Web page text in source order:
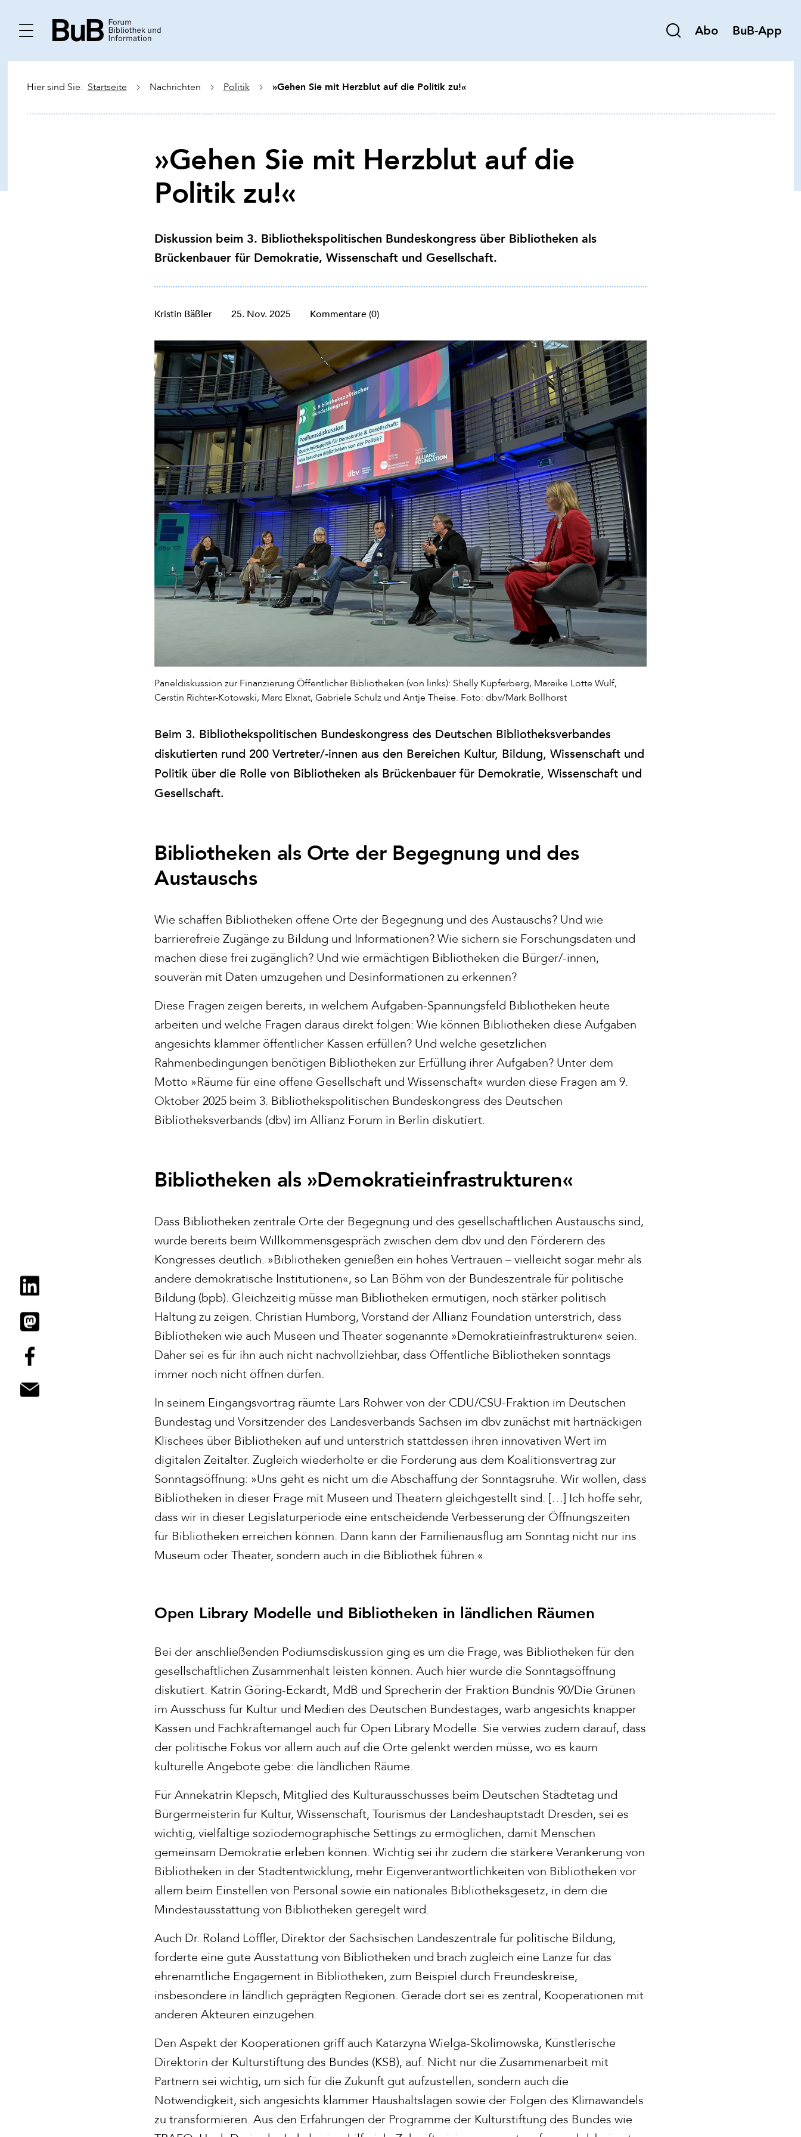
Abo BuB-App
Hier sind Sie: Startseite Nachrichten Politik »Gehen Sie mit Herzblut auf die Politik zu!«
»Gehen Sie mit Herzblut auf die
Politik zu!«
Diskussion beim 3. Bibliothekspolitischen Bundeskongress über Bibliotheken als
Brückenbauer für Demokratie, Wissenschaft und Gesellschaft.
Kristin Bäßler 25. Nov. 2025 Kommentare (0)
Paneldiskussion zur Finanzierung Öffentlicher Bibliotheken (von links): Shelly Kupferberg, Mareike Lotte Wulf,
Cerstin Richter-Kotowski, Marc Elxnat, Gabriele Schulz und Antje Theise. Foto: dbv/Mark Bollhorst
Beim 3. Bibliothekspolitischen Bundeskongress des Deutschen Bibliotheksverbandes
diskutierten rund 200 Vertreter/-innen aus den Bereichen Kultur, Bildung, Wissenschaft und
Politik über die Rolle von Bibliotheken als Brückenbauer für Demokratie, Wissenschaft und
Gesellschaft.
Bibliotheken als Orte der Begegnung und des
Austauschs
Wie schaffen Bibliotheken offene Orte der Begegnung und des Austauschs? Und wie
barrierefreie Zugänge zu Bildung und Informationen? Wie sichern sie Forschungsdaten und
machen diese frei zugänglich? Und wie ermächtigen Bibliotheken die Bürger/-innen,
souverän mit Daten umzugehen und Desinformationen zu erkennen?
Diese Fragen zeigen bereits, in welchem Aufgaben-Spannungsfeld Bibliotheken heute
arbeiten und welche Fragen daraus direkt folgen: Wie können Bibliotheken diese Aufgaben
angesichts klammer öffentlicher Kassen erfüllen? Und welche gesetzlichen
Rahmenbedingungen benötigen Bibliotheken zur Erfüllung ihrer Aufgaben? Unter dem
Motto »Räume für eine offene Gesellschaft und Wissenschaft« wurden diese Fragen am 9.
Oktober 2025 beim 3. Bibliothekspolitischen Bundeskongress des Deutschen
Bibliotheksverbands (dbv) im Allianz Forum in Berlin diskutiert.
Bibliotheken als »Demokratieinfrastrukturen«
Dass Bibliotheken zentrale Orte der Begegnung und des gesellschaftlichen Austauschs sind,
wurde bereits beim Willkommensgespräch zwischen dem dbv und den Förderern des
Kongresses deutlich. »Bibliotheken genießen ein hohes Vertrauen – vielleicht sogar mehr als
andere demokratische Institutionen«, so Lan Böhm von der Bundeszentrale für politische
Bildung (bpb). Gleichzeitig müsse man Bibliotheken ermutigen, noch stärker politisch
Haltung zu zeigen. Christian Humborg, Vorstand der Allianz Foundation unterstrich, dass
Bibliotheken wie auch Museen und Theater sogenannte »Demokratieinfrastrukturen« seien.
Daher sei es für ihn auch nicht nachvollziehbar, dass Öffentliche Bibliotheken sonntags
immer noch nicht öffnen dürfen.
In seinem Eingangsvortrag räumte Lars Rohwer von der CDU/CSU-Fraktion im Deutschen
Bundestag und Vorsitzender des Landesverbands Sachsen im dbv zunächst mit hartnäckigen
Klischees über Bibliotheken auf und unterstrich stattdessen ihren innovativen Wert im
digitalen Zeitalter. Zugleich wiederholte er die Forderung aus dem Koalitionsvertrag zur
Sonntagsöffnung: »Uns geht es nicht um die Abschaffung der Sonntagsruhe. Wir wollen, dass
Bibliotheken in dieser Frage mit Museen und Theatern gleichgestellt sind. […] Ich hoffe sehr,
dass wir in dieser Legislaturperiode eine entscheidende Verbesserung der Öffnungszeiten
für Bibliotheken erreichen können. Dann kann der Familienausflug am Sonntag nicht nur ins
Museum oder Theater, sondern auch in die Bibliothek führen.«
Open Library Modelle und Bibliotheken in ländlichen Räumen
Bei der anschließenden Podiumsdiskussion ging es um die Frage, was Bibliotheken für den
gesellschaftlichen Zusammenhalt leisten können. Auch hier wurde die Sonntagsöffnung
diskutiert. Katrin Göring-Eckardt, MdB und Sprecherin der Fraktion Bündnis 90/Die Grünen
im Ausschuss für Kultur und Medien des Deutschen Bundestages, warb angesichts knapper
Kassen und Fachkräftemangel auch für Open Library Modelle. Sie verwies zudem darauf, dass
der politische Fokus vor allem auch auf die Orte gelenkt werden müsse, wo es kaum
kulturelle Angebote gebe: die ländlichen Räume.
Für Annekatrin Klepsch, Mitglied des Kulturausschusses beim Deutschen Städtetag und
Bürgermeisterin für Kultur, Wissenschaft, Tourismus der Landeshauptstadt Dresden, sei es
wichtig, vielfältige soziodemographische Settings zu ermöglichen, damit Menschen
gemeinsam Demokratie erleben können. Wichtig sei ihr zudem die stärkere Verankerung von
Bibliotheken in der Stadtentwicklung, mehr Eigenverantwortlichkeiten von Bibliotheken vor
allem beim Einstellen von Personal sowie ein nationales Bibliotheksgesetz, in dem die
Mindestausstattung von Bibliotheken geregelt wird.
Auch Dr. Roland Löffler, Direktor der Sächsischen Landeszentrale für politische Bildung,
forderte eine gute Ausstattung von Bibliotheken und brach zugleich eine Lanze für das
ehrenamtliche Engagement in Bibliotheken, zum Beispiel durch Freundeskreise,
insbesondere in ländlich geprägten Regionen. Gerade dort sei es zentral, Kooperationen mit
anderen Akteuren einzugehen.
Den Aspekt der Kooperationen griff auch Katarzyna Wielga-Skolimowska, Künstlerische
Direktorin der Kulturstiftung des Bundes (KSB), auf. Nicht nur die Zusammenarbeit mit
Partnern sei wichtig, um sich für die Zukunft gut aufzustellen, sondern auch die
Notwendigkeit, sich angesichts klammer Haushaltslagen sowie der Folgen des Klimawandels
zu transformieren. Aus den Erfahrungen der Programme der Kulturstiftung des Bundes wie